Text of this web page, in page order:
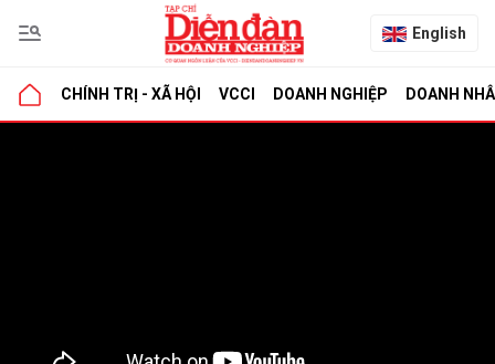
English
CHÍNH TRỊ - XÃ HỘI VCCI DOANH NGHIỆP DOANH